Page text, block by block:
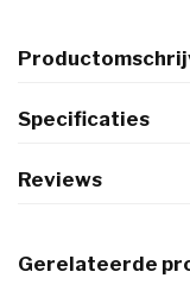
Specificaties
Reviews
Gerelateerde